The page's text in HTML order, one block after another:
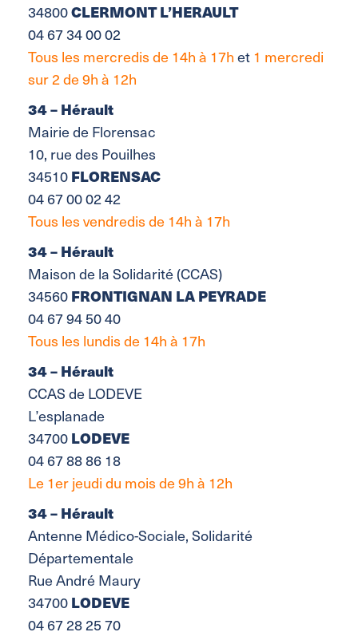
34800CLERMONT L’HERAULT
04 67 34 00 02
Tous les mercredis de 14h à 17h et 1 mercredi
sur 2 de 9h à 12h
34 – Hérault
Mairie de Florensac
10, rue des Pouilhes
34510 FLORENSAC
04 67 00 02 42
Tous les vendredis de 14h à 17h
34 – Hérault
Maison de la Solidarité (CCAS)
34560 FRONTIGNAN LA PEYRADE
04 67 94 50 40
Tous les lundis de 14h à 17h
34 – Hérault
CCAS de LODEVE
L’esplanade
34700 LODEVE
04 67 88 86 18
Le 1er jeudi du mois de 9h à 12h
34 – Hérault
Antenne Médico-Sociale, Solidarité
Départementale
Rue André Maury
34700 LODEVE
04 67 28 25 70